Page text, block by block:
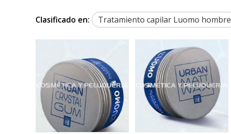
Clasificado en: Tratamiento capilar Luomo hombre